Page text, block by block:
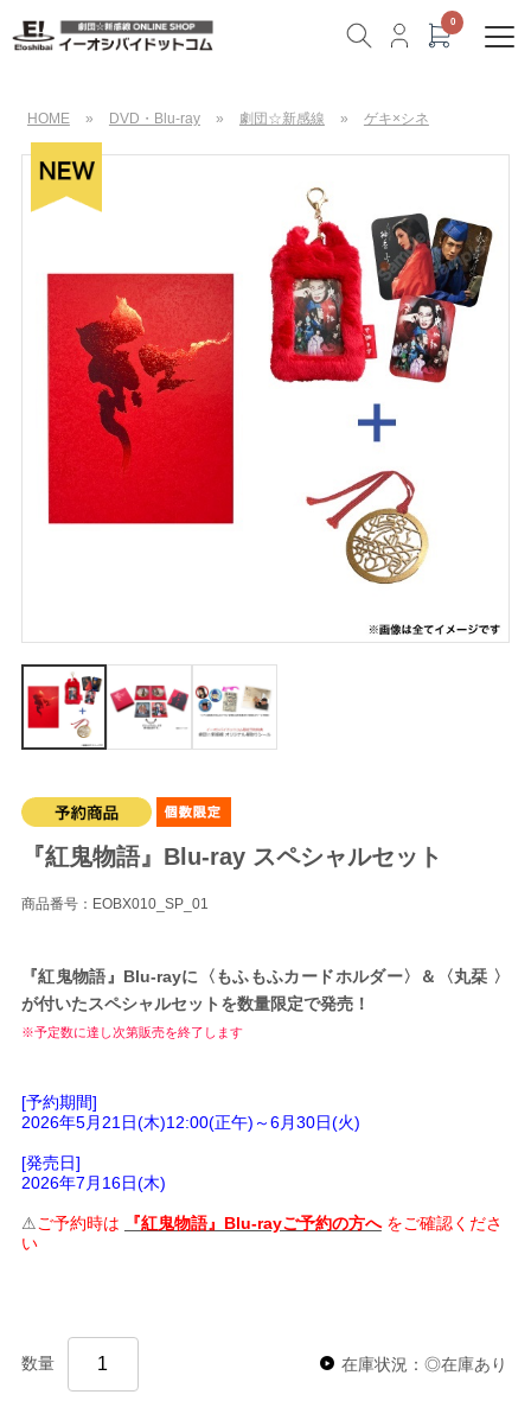
HOME » DVD・Blu-ray » 劇団☆新感線 » ゲキ×シネ
『紅鬼物語』Blu-ray スペシャルセット
商品番号：EOBX010_SP_01
『紅鬼物語』Blu-rayに〈もふもふカードホルダー〉＆〈丸栞 〉
が付いたスペシャルセットを数量限定で発売！
※予定数に達し次第販売を終了します
[予約期間]
2026年5月21日(木)12:00(正午)～6月30日(火)
[発売日]
2026年7月16日(木)
⚠ ご予約時は 『紅鬼物語』Blu-rayご予約の方へをご確認くださ
い
数量 在庫状況：◎在庫あり